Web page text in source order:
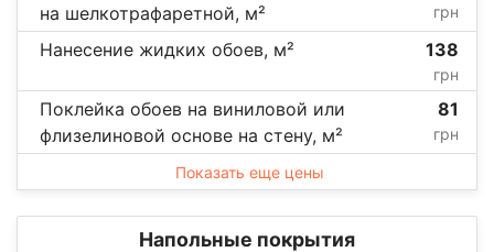
на шелкотрафаретной, м²
грн
Нанесение жидких обоев, м² 138
грн
Поклейка обоев на виниловой или
флизелиновой основе на стену, м²
81
грн
Показать еще цены
Напольные покрытия